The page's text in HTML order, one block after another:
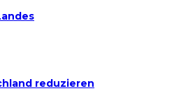
reduzieren